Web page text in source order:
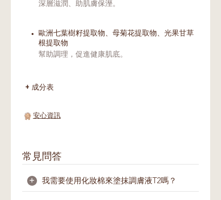
深層滋潤、助肌膚保溼。
歐洲七葉樹籽提取物、母菊花提取物、光果甘草
根提取物
幫助調理，促進健康肌底。
成分表
安心資訊
常見問答
+ 我需要使用化妝棉來塗抹調膚液T2嗎？